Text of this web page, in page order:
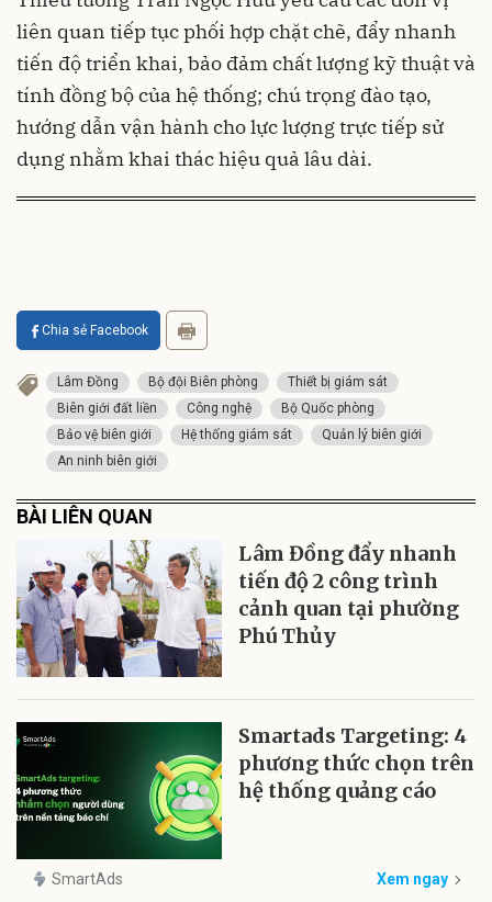
liên quan tiếp tục phối hợp chặt chẽ, đẩy nhanh
tiến độ triển khai, bảo đảm chất lượng kỹ thuật và
tính đồng bộ của hệ thống; chú trọng đào tạo,
hướng dẫn vận hành cho lực lượng trực tiếp sử
dụng nhằm khai thác hiệu quả lâu dài.
Chia sẻ Facebook
Lâm Đồng Bộ đội Biên phòng
Thiết bị giám sát
Biên giới đất liền
Công nghệ
Bộ Quốc phòng
Bảo vệ biên giới
Hệ thống giám sát
Quản lý biên giới
An ninh biên giới
BÀI LIÊN QUAN
Lâm Đồng đẩy nhanh
tiến độ 2 công trình
cảnh quan tại phường
Phú Thủy
Smartads Targeting: 4
phương thức chọn trên
hệ thống quảng cáo
SmartAds Xem ngay